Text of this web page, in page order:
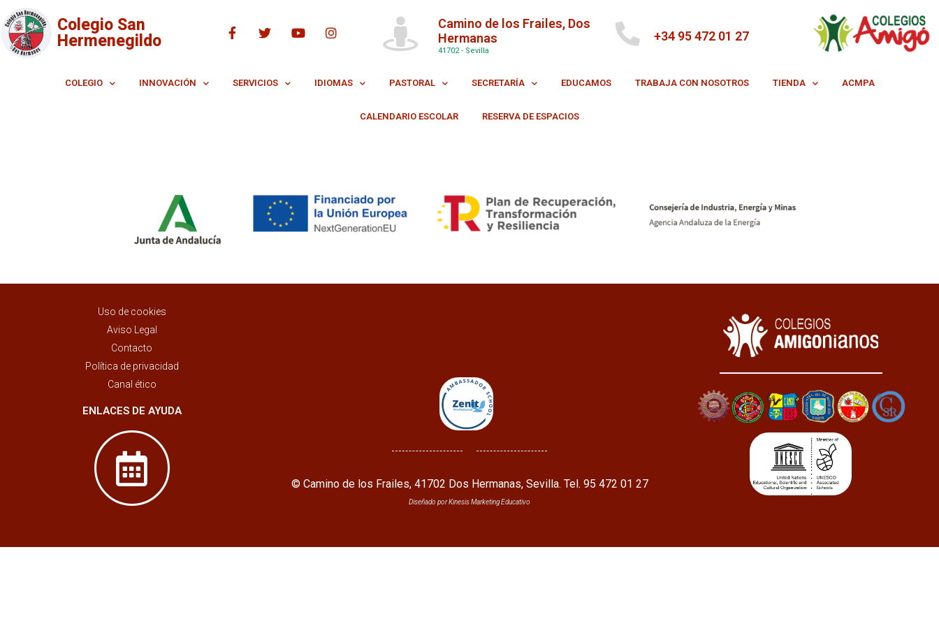
Colegio San
Hermenegildo
Camino de los Frailes, Dos
Hermanas
41702 - Sevilla
+34 95 472 01 27
COLEGIO INNOVACIÓN SERVICIOS IDIOMAS PASTORAL SECRETARÍA EDUCAMOS TRABAJA CON NOSOTROS TIENDA ACMPA
CALENDARIO ESCOLAR RESERVA DE ESPACIOS
Uso de cookies
Aviso Legal
Contacto
Política de privacidad
Canal ético
ENLACES DE AYUDA
© Camino de los Frailes, 41702 Dos Hermanas, Sevilla. Tel. 95 472 01 27
Diseñado por Kinesis Marketing Educativo